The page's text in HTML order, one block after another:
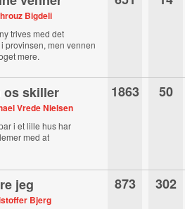
Bigdeli
trives med det
provinsen, men vennen
mere.
os skiller
Vrede Nielsen
i et lille hus har
med at
1863 50
jeg
Bjerg
873 302